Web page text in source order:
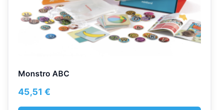
Monstro ABC
45,51 €